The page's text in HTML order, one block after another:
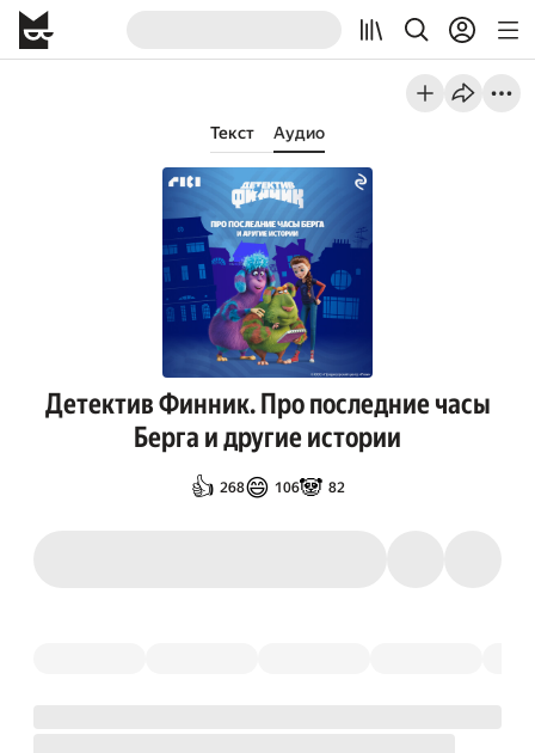
Текст Аудио
Детектив Финник. Про последние часы
Берга и другие истории
👍 268😄 106🐼 82